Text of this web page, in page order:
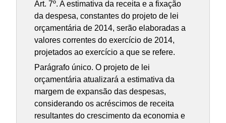
Art. 7º. A estimativa da receita e a fixação
da despesa, constantes do projeto de lei
orçamentária de 2014, serão elaboradas a
valores correntes do exercício de 2014,
projetados ao exercício a que se refere.
Parágrafo único. O projeto de lei
orçamentária atualizará a estimativa da
margem de expansão das despesas,
considerando os acréscimos de receita
resultantes do crescimento da economia e